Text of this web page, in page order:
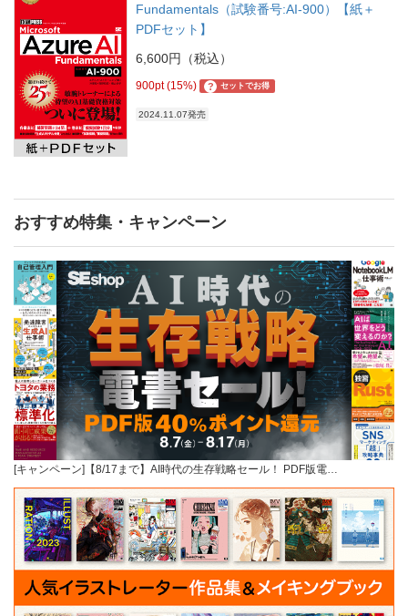
Fundamentals（試験番号:AI-900）【紙＋
PDFセット】
6,600円（税込）
900pt (15%) ? セットでお得
2024.11.07発売
おすすめ特集・キャンペーン
[キャンペーン]【8/17まで】AI時代の生存戦略セール！ PDF版電…